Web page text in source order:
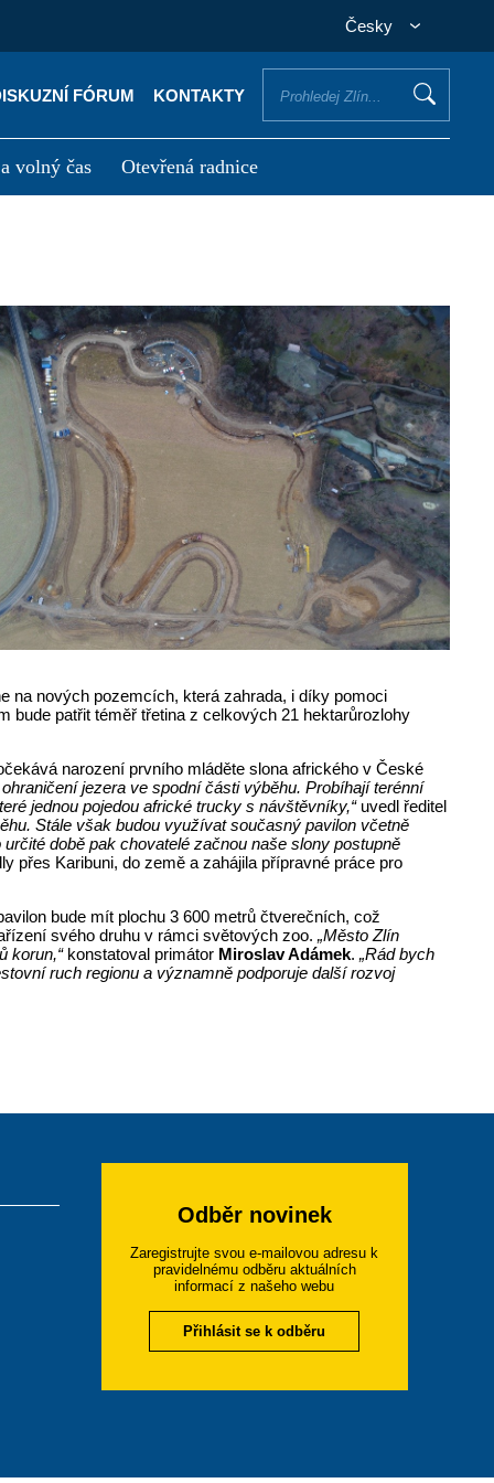
Česky
FÓRUM KONTAKTY
volný čas Otevřená radnice
na nových pozemcích, která zahrada, i díky pomoci
bude patřit téměř třetina z celkových 21 hektarůrozlohy
narození prvního mláděte slona afrického v České
jezera ve spodní části výběhu. Probíhají terénní
jednou pojedou africké trucky s návštěvníky,“ uvedl ředitel
Stále však budou využívat současný pavilon včetně
době pak chovatelé začnou naše slony postupně
přes Karibuni, do země a zahájila přípravné práce pro
bude mít plochu 3 600 metrů čtverečních, což
svého druhu v rámci světových zoo.„Město Zlín
korun,“konstatoval primátor Miroslav Adámek.„Rád bych
ruch regionu a významně podporuje další rozvoj
Odběr novinek
Zaregistrujte svou e-mailovou adresu k
pravidelnému odběru aktuálních
informací z našeho webu
Přihlásit se k odběru